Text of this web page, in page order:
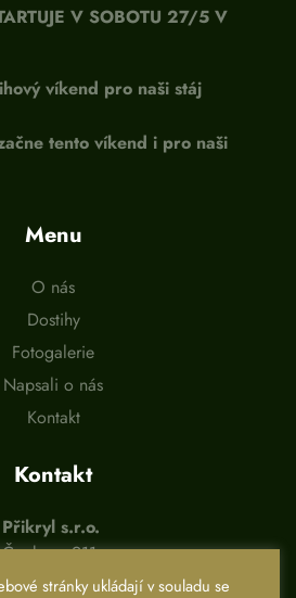
V SOBOTU 27/5 V
víkend pro naši stáj
tento víkend i pro naši
Menu
O nás
Dostihy
Fotogalerie
Napsali o nás
Kontakt
Kontakt
Přikryl s.r.o.
Čapkova 911,
Bakov nad Jizerou
stránky ukládají v souladu se